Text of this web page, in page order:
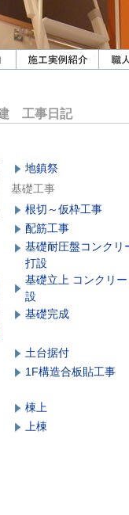
工事日記
地鎮祭
基礎工事
根切～仮枠工事
配筋工事
基礎耐圧盤コンクリ
打設
基礎立上 コンクリ
設
基礎完成
土台据付
1F構造合板貼工事
棟上
上棟